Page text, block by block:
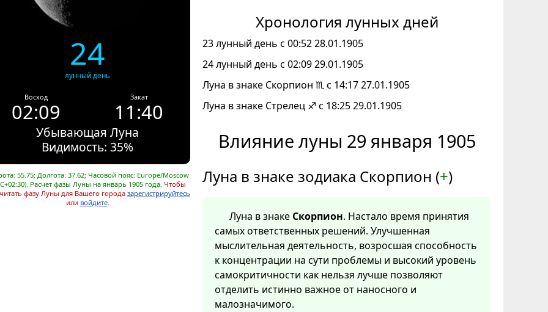
24
лунный день
Восход
02:09
Закат
11:40
Убывающая Луна
Видимость: 35%
55.75; Долгота: 37.62; Часовой пояс: Europe/Moscow
Расчет фазы Луны на январь 1905 года. Чтобы
фазу Луны для Вашего города зарегистрируйтесь
или войдите.
Хронология лунных дней
23 лунный день с 00:52 28.01.1905
24 лунный день с 02:09 29.01.1905
Луна в знаке Скорпион ♏ с 14:17 27.01.1905
Луна в знаке Стрелец ♐ с 18:25 29.01.1905
Влияние луны 29 января 1905
Луна в знаке зодиака Скорпион (+)
Луна в знаке Скорпион. Настало время принятия
самых ответственных решений. Улучшенная
мыслительная деятельность, возросшая способность
к концентрации на сути проблемы и высокий уровень
самокритичности как нельзя лучше позволяют
отделить истинно важное от наносного и
малозначимого.